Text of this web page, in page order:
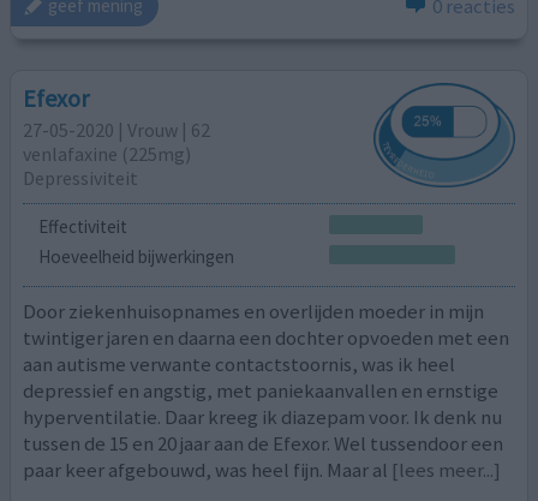
geef mening 0 reacties
Efexor
27-05-2020 | Vrouw | 62
venlafaxine (225mg)
Depressiviteit
Effectiviteit
Hoeveelheid bijwerkingen
Door ziekenhuisopnames en overlijden moeder in mijn
twintiger jaren en daarna een dochter opvoeden met een
aan autisme verwante contactstoornis, was ik heel
depressief en angstig, met paniekaanvallen en ernstige
hyperventilatie. Daar kreeg ik diazepam voor. Ik denk nu
tussen de 15 en 20 jaar aan de Efexor. Wel tussendoor een
paar keer afgebouwd, was heel fijn. Maar al [lees meer...]